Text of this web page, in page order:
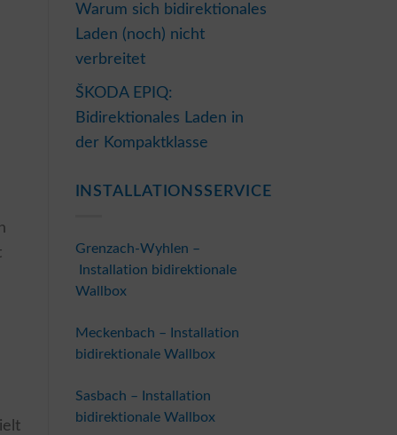
Warum sich bidirektionales
Laden (noch) nicht
verbreitet
ŠKODA EPIQ:
Bidirektionales Laden in
der Kompaktklasse
INSTALLATIONSSERVICE
Grenzach-Wyhlen –
Installation bidirektionale
Wallbox
Meckenbach – Installation
bidirektionale Wallbox
Sasbach – Installation
bidirektionale Wallbox